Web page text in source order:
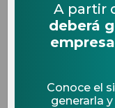
A partir
deberá
Conoce el
generarla